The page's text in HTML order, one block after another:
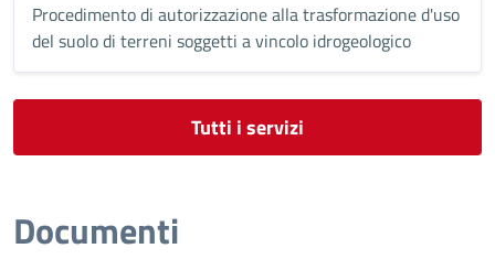
Procedimento di autorizzazione alla trasformazione d'uso
del suolo di terreni soggetti a vincolo idrogeologico
Tutti i servizi
Documenti